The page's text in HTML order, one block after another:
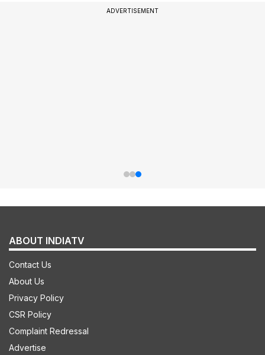
ADVERTISEMENT
ABOUT INDIATV
Contact Us
About Us
Privacy Policy
CSR Policy
Complaint Redressal
Advertise